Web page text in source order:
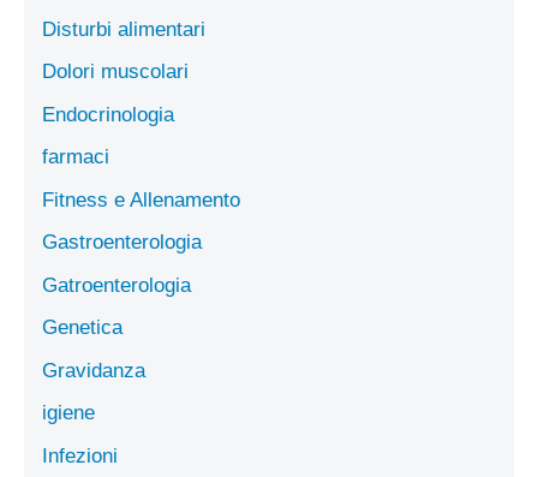
Disturbi alimentari
Dolori muscolari
Endocrinologia
farmaci
Fitness e Allenamento
Gastroenterologia
Gatroenterologia
Genetica
Gravidanza
igiene
Infezioni